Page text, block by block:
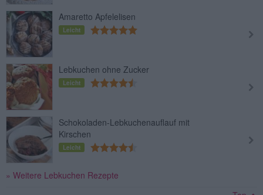
Amaretto Apfelelisen
Leicht
Lebkuchen ohne Zucker
Leicht
Schokoladen-Lebkuchenauflauf mit
Kirschen
Leicht
» Weitere Lebkuchen Rezepte